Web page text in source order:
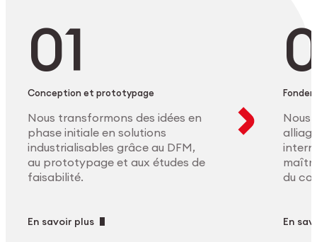
Conception et prototypage
Nous transformons des idées en
phase initiale en solutions
industrialisables grâce au DFM,
au prototypage et aux études de
faisabilité.
En savoir plus
Nous
du
En